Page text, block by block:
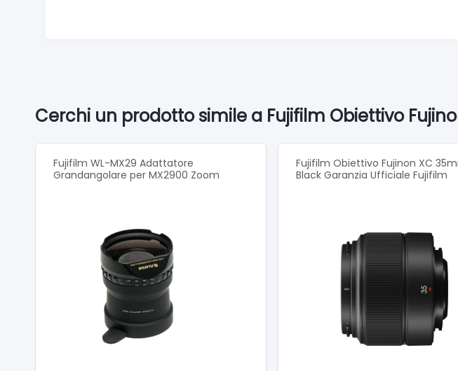
Cerchi un prodotto simile a Fujifilm Obiettivo
Fujifilm WL-MX29 Adattatore
Grandangolare per MX2900 Zoom
Fujifilm Obiettivo Fujinon XC
Black Garanzia Ufficiale Fujifilm